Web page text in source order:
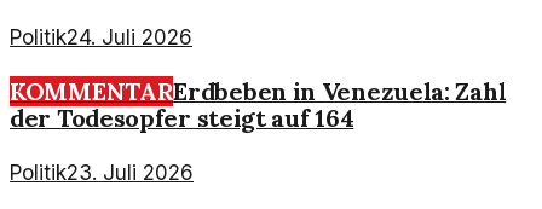
Politik24. Juli 2026
KOMMENTARErdbeben in Venezuela: Zahl
der Todesopfer steigt auf 164
Politik23. Juli 2026